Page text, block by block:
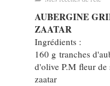
AUBERGINE
ZAATAR
Ingrédients :
160 g tranches
d'olive P.M fleur de
zaatar